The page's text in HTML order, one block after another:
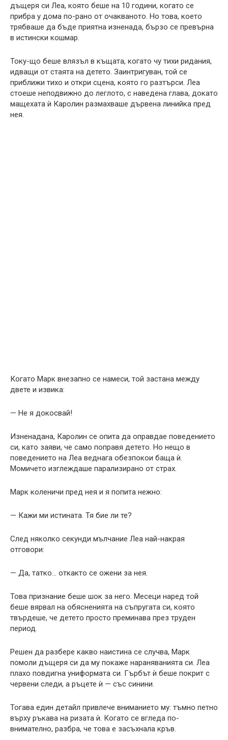
дъщеря си Леа, която беше на 10 години, когато се
прибра у дома по-рано от очакваното. Но това, което
трябваше да бъде приятна изненада, бързо се превърна
в истински кошмар.
Току-що беше влязъл в къщата, когато чу тихи ридания,
идващи от стаята на детето. Заинтригуван, той се
приближи тихо и откри сцена, която го разтърси. Леа
стоеше неподвижно до леглото, с наведена глава, докато
мащехата ѝ Каролин размахваше дървена линийка пред
нея.
Когато Марк внезапно се намеси, той застана между
двете и извика:
— Не я докосвай!
Изненадана, Каролин се опита да оправдае поведението
си, като заяви, че само поправя детето. Но нещо в
поведението на Леа веднага обезпокои баща ѝ.
Момичето изглеждаше парализирано от страх.
Марк коленичи пред нея и я попита нежно:
— Кажи ми истината. Тя бие ли те?
След няколко секунди мълчание Леа най-накрая
отговори:
— Да, татко… откакто се ожени за нея.
Това признание беше шок за него. Месеци наред той
беше вярвал на обясненията на съпругата си, която
твърдеше, че детето просто преминава през труден
период.
Решен да разбере какво наистина се случва, Марк
помоли дъщеря си да му покаже нараняванията си. Леа
плахо повдигна униформата си. Гърбът ѝ беше покрит с
червени следи, а ръцете ѝ — със синини.
Тогава един детайл привлече вниманието му: тъмно петно
върху ръкава на ризата ѝ. Когато се вгледа по-
внимателно, разбра, че това е засъхнала кръв.